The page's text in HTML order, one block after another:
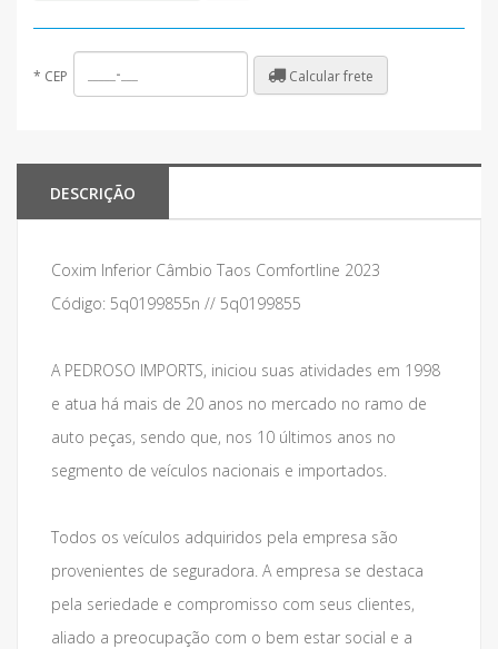
* CEP Calcular frete
DESCRIÇÃO
Coxim Inferior Câmbio Taos Comfortline 2023
Código: 5q0199855n // 5q0199855
A PEDROSO IMPORTS, iniciou suas atividades em 1998
e atua há mais de 20 anos no mercado no ramo de
auto peças, sendo que, nos 10 últimos anos no
segmento de veículos nacionais e importados.
Todos os veículos adquiridos pela empresa são
provenientes de seguradora. A empresa se destaca
pela seriedade e compromisso com seus clientes,
aliado a preocupação com o bem estar social e a